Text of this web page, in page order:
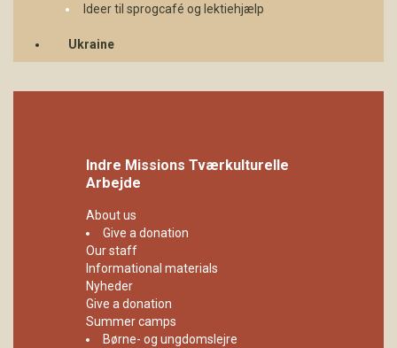
Ideer til sprogcafé og lektiehjælp
Ukraine
Indre Missions Tværkulturelle
Arbejde
About us
Give a donation
Our staff
Informational materials
Nyheder
Give a donation
Summer camps
Børne- og ungdomslejre